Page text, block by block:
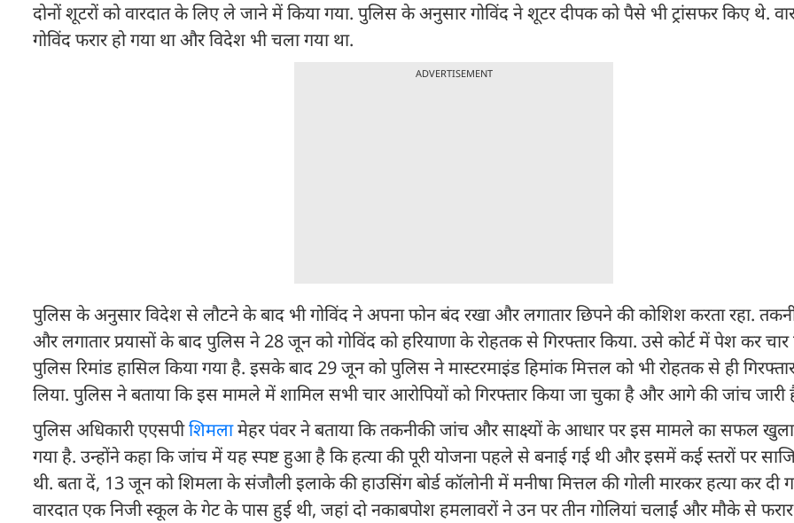
दोनों शूटरों को वारदात के लिए ले जाने में किया गया. पुलिस के अनुसार गोविंद ने शूटर दीपक को पैसे भी ट्रांसफर किए थे.
गोविंद फरार हो गया था और विदेश भी चला गया था.
ADVERTISEMENT
पुलिस के अनुसार विदेश से लौटने के बाद भी गोविंद ने अपना फोन बंद रखा और लगातार छिपने की कोशिश करता रहा.
और लगातार प्रयासों के बाद पुलिस ने 28 जून को गोविंद को हरियाणा के रोहतक से गिरफ्तार किया. उसे कोर्ट में पेश कर चार
पुलिस रिमांड हासिल किया गया है. इसके बाद 29 जून को पुलिस ने मास्टरमाइंड हिमांक मित्तल को भी रोहतक से ही
लिया. पुलिस ने बताया कि इस मामले में शामिल सभी चार आरोपियों को गिरफ्तार किया जा चुका है और आगे की जांच जारी
पुलिस अधिकारी एएसपीशिमलामेहर पंवर ने बताया कि तकनीकी जांच और साक्ष्यों के आधार पर इस मामले का सफल
गया है. उन्होंने कहा कि जांच में यह स्पष्ट हुआ है कि हत्या की पूरी योजना पहले से बनाई गई थी और इसमें कई स्तरों पर
थी. बता दें, 13 जून को शिमला के संजौली इलाके की हाउसिंग बोर्ड कॉलोनी में मनीषा मित्तल की गोली मारकर हत्या कर दी
वारदात एक निजी स्कूल के गेट के पास हुई थी, जहां दो नकाबपोश हमलावरों ने उन पर तीन गोलियां चलाईं और मौके से